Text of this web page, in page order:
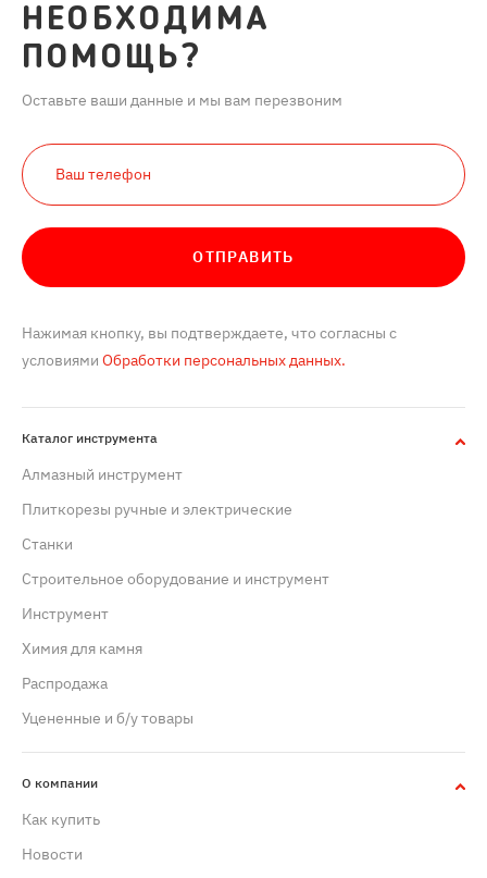
НЕОБХОДИМА
ПОМОЩЬ?
Оставьте ваши данные и мы вам перезвоним
ОТПРАВИТЬ
Нажимая кнопку, вы подтверждаете, что согласны с
условиями Обработки персональных данных.
Каталог инструмента
Алмазный инструмент
Плиткорезы ручные и электрические
Станки
Строительное оборудование и инструмент
Инструмент
Химия для камня
Распродажа
Уцененные и б/у товары
О компании
Как купить
Новости